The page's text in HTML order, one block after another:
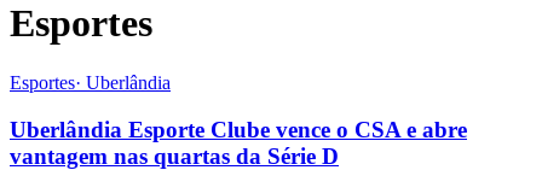
Esportes
Esportes· Uberlândia
Uberlândia Esporte Clube vence o CSA e abre
vantagem nas quartas da Série D